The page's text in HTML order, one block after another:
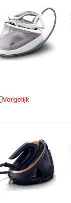
Vergelijk aan